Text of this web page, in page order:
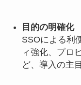
目的の明確化
SSOによる利
ィ強化、プロ
ど、導入の主